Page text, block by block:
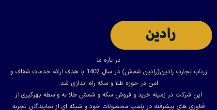
در باره ما
زرناب تجارت رادین(رادین شمش) در سال 1402 با هدف ارائه خدمات شفاف و
امن در حوزه طلا و سکه راه اندازی شد.
این شرکت در زمینه خرید و فروش سکه و شمش طلا به واسطه بهرگیری از
فناوری های پیشرفته در پلمپ محصولات خود و شبکه ای از نمایندگان تجربه